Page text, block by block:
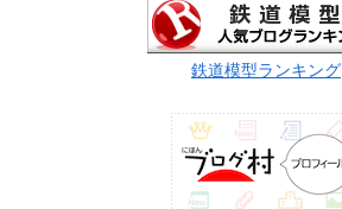
鉄道模型ランキング